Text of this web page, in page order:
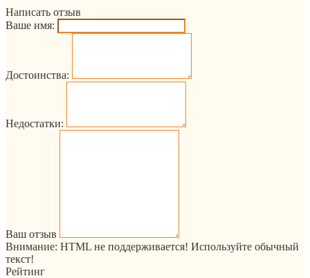
Написать отзыв
Ваше имя:
Достоинства:
Недостатки:
Ваш отзыв
Внимание: HTML не поддерживается! Используйте обычный
текст!
Рейтинг